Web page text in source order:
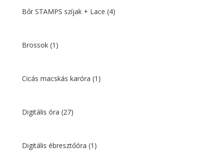
Bőr STAMPS szíjak + Lace (4)
Brossok (1)
Cicás macskás karóra (1)
Digitális óra (27)
Digitális ébresztőóra (1)